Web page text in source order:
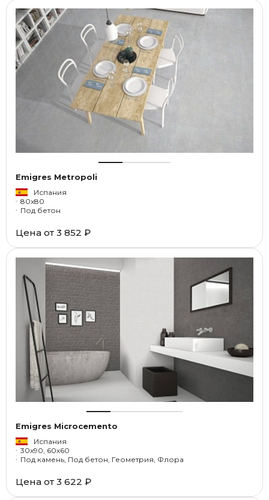
Emigres Metropoli
Испания
80x80
Под бетон
Цена от 3 852 ₽
Emigres Microcemento
Испания
30x90, 60x60
Под камень, Под бетон, Геометрия, Флора
Цена от 3 622 ₽